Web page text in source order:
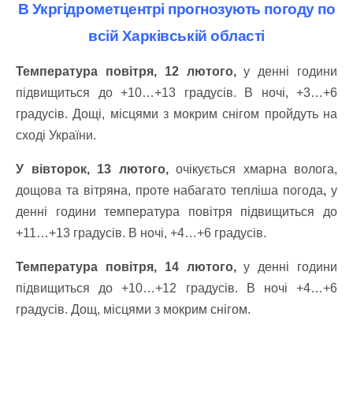
В Укргідрометцентрі прогнозують погоду по
всій Харківській області
Температура повітря, 12 лютого,у денні години
підвищиться до +10…+13 градусів. В ночі, +3…+6
градусів. Дощі, місцями з мокрим снігом пройдуть на
сході України.
У вівторок, 13 лютого,очікується хмарна волога,
дощова та вітряна, проте набагато тепліша погода, у
денні години температура повітря підвищиться до
+11…+13 градусів. В ночі, +4…+6 градусів.
Температура повітря, 14 лютого,у денні години
підвищиться до +10…+12 градусів. В ночі +4…+6
градусів. Дощ, місцями з мокрим снігом.